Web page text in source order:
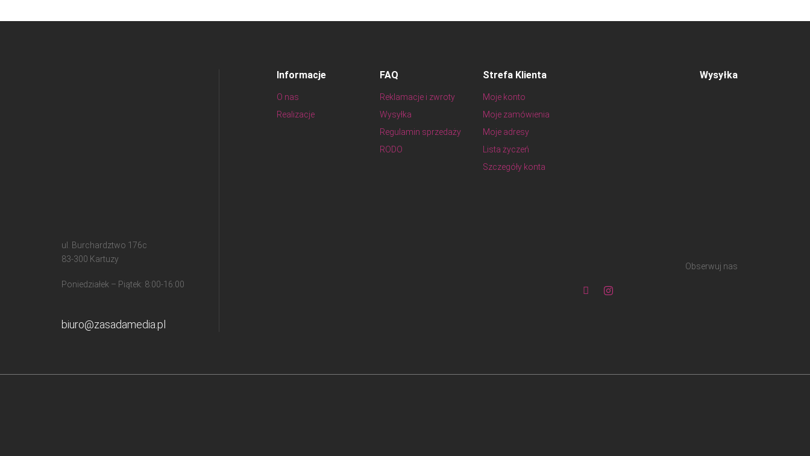
ul. Burchardztwo 176c
83-300 Kartuzy
Poniedziałek – Piątek: 8:00-16:00
biuro@zasadamedia.pl
Informacje
O nas
Realizacje
FAQ
Reklamacje i zwroty
Wysyłka
Regulamin sprzedaży
RODO
Strefa Klienta
Moje konto
Moje zamówienia
Moje adresy
Lista życzeń
Szczegóły konta
Wysyłka
Obserwuj nas